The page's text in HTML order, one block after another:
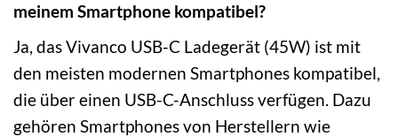
meinem Smartphone kompatibel?
Ja, das Vivanco USB-C Ladegerät (45W) ist mit
den meisten modernen Smartphones kompatibel,
die über einen USB-C-Anschluss verfügen. Dazu
gehören Smartphones von Herstellern wie